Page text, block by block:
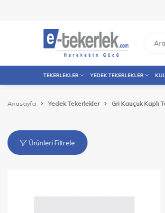
TEKERLEKLER YEDEK TEKERLEKLER
Anasayfa Yedek Tekerlekler Gri Kauçuk Kaplı
Ürünleri Filtrele